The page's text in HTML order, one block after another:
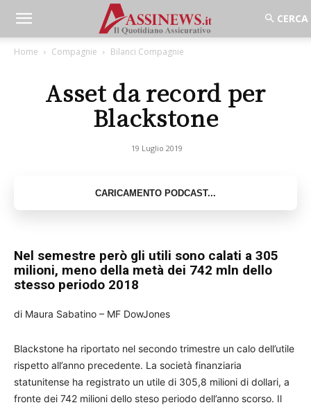
Home Compagnie Bilanci Compagnie
Asset da record per
Blackstone
19 Luglio 2019
Nel semestre però gli utili sono calati a 305
milioni, meno della metà dei 742 mln dello
stesso periodo 2018
di Maura Sabatino – MF DowJones
Blackstone ha riportato nel secondo trimestre un calo dell’utile
rispetto all’anno precedente. La società finanziaria
statunitense ha registrato un utile di 305,8 milioni di dollari, a
fronte dei 742 milioni dello steso periodo dell’anno scorso. Il